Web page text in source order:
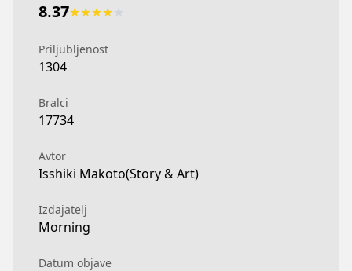
8.37★★★★
Priljubljenost
1304
Bralci
17734
Avtor
Isshiki Makoto(Story & Art)
Izdajatelj
Morning
Datum objave